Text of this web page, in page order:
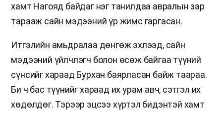
хамт Нагояд байдаг нэг танилдаа авралын зар
тарааж сайн мэдээний үр жимс гаргасан.
Итгэлийн амьдралаа дөнгөж эхлээд, сайн
мэдээний үйлчлэгч болон өсөж байгаа түүний
сүнсийг хараад Бурхан баярласан байж таараа.
Би ч бас түүнийг хараад их урам авч, сэтгэл их
хөдөлдөг. Тэрээр эцсээ хүртэл бидэнтэй хамт